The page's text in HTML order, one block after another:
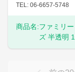
TEL: 06-6657-5748
商品名:ファミリ
ズ 半透明